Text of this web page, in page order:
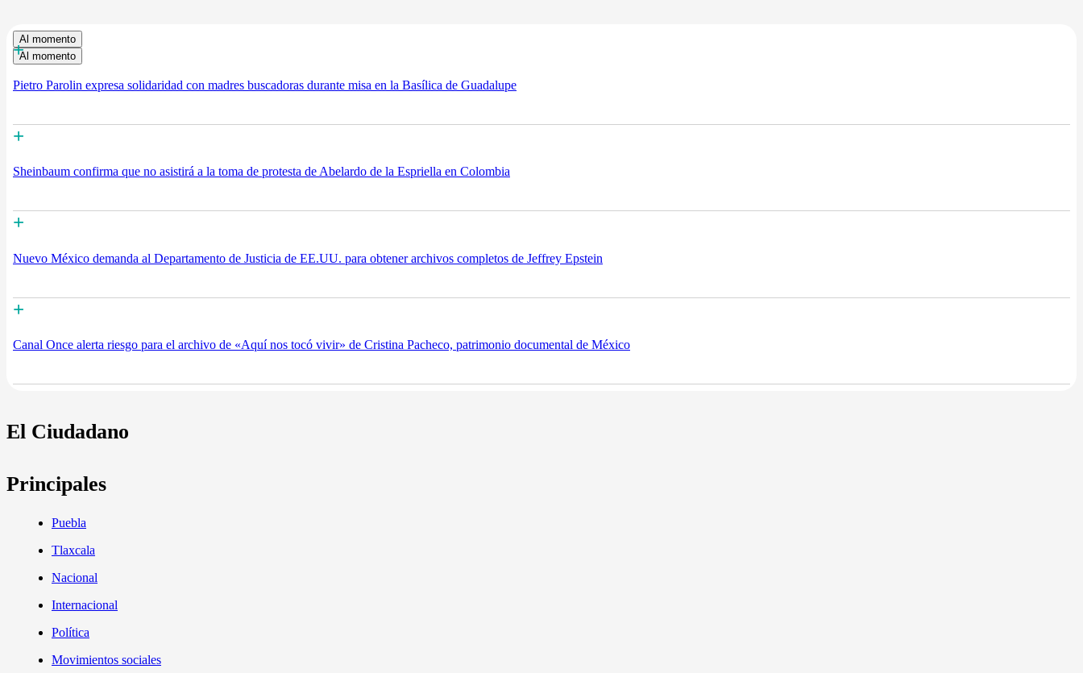
Al momento
Al momento
+
Pietro Parolin expresa solidaridad con madres buscadoras durante misa en la Basílica de Guadalupe
+
Sheinbaum confirma que no asistirá a la toma de protesta de Abelardo de la Espriella en Colombia
+
Nuevo México demanda al Departamento de Justicia de EE.UU. para obtener archivos completos de Jeffrey Epstein
+
Canal Once alerta riesgo para el archivo de «Aquí nos tocó vivir» de Cristina Pacheco, patrimonio documental de México
El Ciudadano
Principales
Puebla
Tlaxcala
Nacional
Internacional
Política
Movimientos sociales